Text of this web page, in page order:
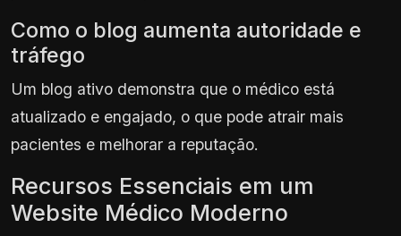
Como o blog aumenta autoridade e
tráfego
Um blog ativo demonstra que o médico está
atualizado e engajado, o que pode atrair mais
pacientes e melhorar a reputação.
Recursos Essenciais em um
Website Médico Moderno